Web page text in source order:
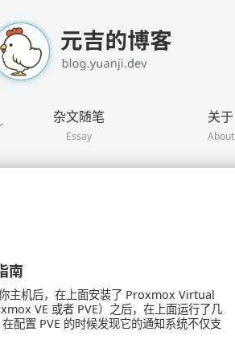
杂文随笔
Essay
关于
About
南
主机后，在上面安装了 Proxmox Virtual
VE 或者 PVE）之后，在上面运行了几
配置 PVE 的时候发现它的通知系统不仅支